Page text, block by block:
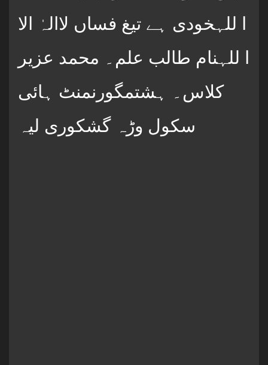
ا للہخودی ہے تیغ فساں لاالہٰ الا
ا للہنام طالب علم۔ محمد عزیر
کلاس۔ ہشتمگورنمنٹ ہائی
سکول وڑہ گشکوری لیہ